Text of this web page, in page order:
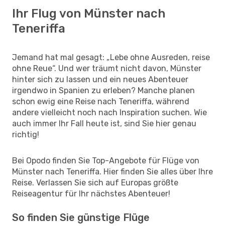
Ihr Flug von Münster nach
Teneriffa
Jemand hat mal gesagt: „Lebe ohne Ausreden, reise
ohne Reue“. Und wer träumt nicht davon, Münster
hinter sich zu lassen und ein neues Abenteuer
irgendwo in Spanien zu erleben? Manche planen
schon ewig eine Reise nach Teneriffa, während
andere vielleicht noch nach Inspiration suchen. Wie
auch immer Ihr Fall heute ist, sind Sie hier genau
richtig!
Bei Opodo finden Sie Top-Angebote für Flüge von
Münster nach Teneriffa. Hier finden Sie alles über Ihre
Reise. Verlassen Sie sich auf Europas größte
Reiseagentur für Ihr nächstes Abenteuer!
So finden Sie günstige Flüge